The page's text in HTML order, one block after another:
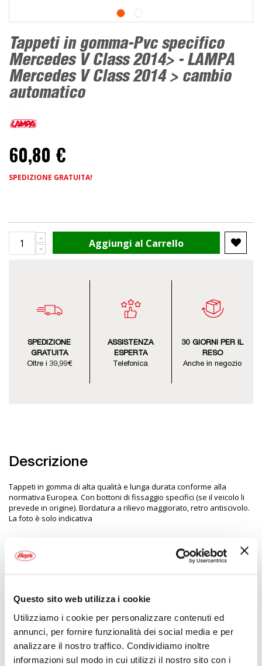
Questo sito web utilizza i cookie
Utilizziamo i cookie per personalizzare contenuti ed
annunci, per fornire funzionalità dei social media e per
analizzare il nostro traffico. Condividiamo inoltre
informazioni sul modo in cui utilizzi il nostro sito con i
Tappeti in gomma-Pvc specifico
Mercedes V Class 2014> - LAMPA
Mercedes V Class 2014 > cambio
automatico
60,80 €
SPEDIZIONE GRATUITA!
Aggiungi al Carrello
SPEDIZIONE
GRATUITA
Oltre i 39,99€
ASSISTENZA
ESPERTA
Telefonica
30 GIORNI PER IL
RESO
Anche in negozio
Descrizione
Tappeti in gomma di alta qualità e lunga durata conforme alla
normativa Europea. Con bottoni di fissaggio specifici (se il veicolo li
prevede in origine). Bordatura a rilievo maggiorato, retro antiscivolo.
La foto è solo indicativa
Specifiche tecniche
Informazioni
8000692973103
No
In Gomma-Pvc specifico
Nero